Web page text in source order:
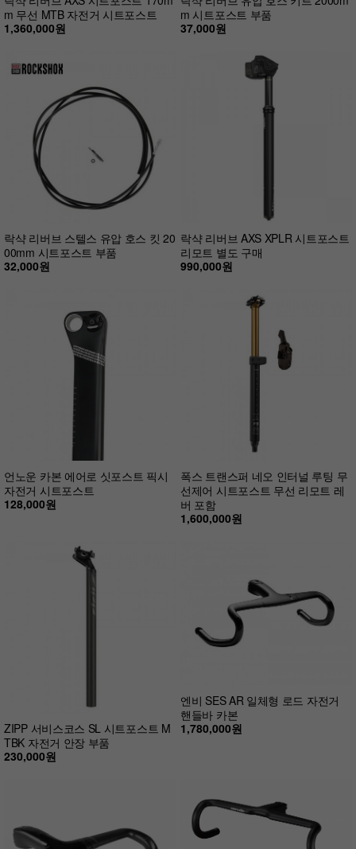
m 무선 MTB 자전거 시트포스트
1,360,000원
m 시트포스트 부품
37,000원
락샥 리버브 스텔스 유압 호스 킷 20
00mm 시트포스트 부품
32,000원
락샥 리버브 AXS XPLR 시트포스트
리모트 별도 구매
990,000원
언노운 카본 에어로 싯포스트 픽시
자전거 시트포스트
128,000원
폭스 트랜스퍼 네오 인터널 루팅 무
선제어 시트포스트 무선 리모트 레
버 포함
1,600,000원
ZIPP 서비스코스 SL 시트포스트 M
TBK 자전거 안장 부품
230,000원
엔비 SES AR 일체형 로드 자전거
핸들바 카본
1,780,000원